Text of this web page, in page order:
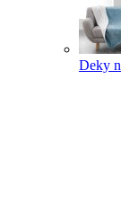
Deky